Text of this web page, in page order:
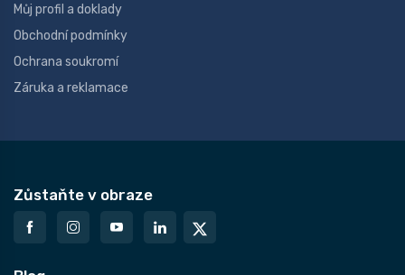
Můj profil a doklady
Obchodní podmínky
Ochrana soukromí
Záruka a reklamace
Zůstaňte v obraze